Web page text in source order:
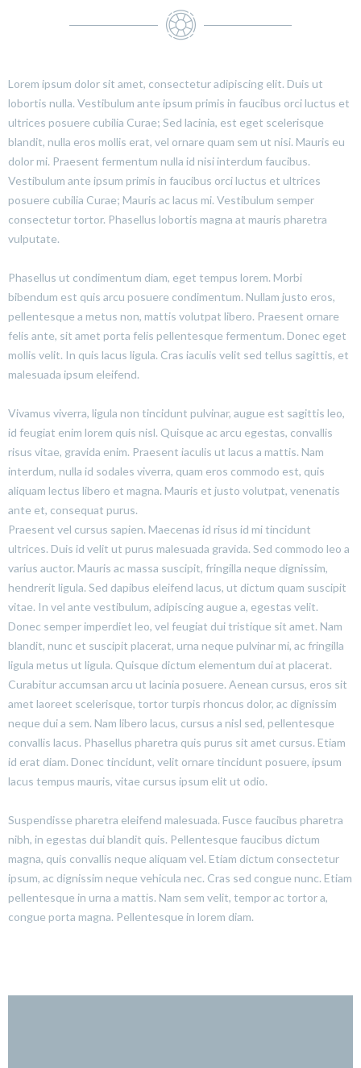
Lorem ipsum dolor sit amet, consectetur adipiscing elit. Duis ut
lobortis nulla. Vestibulum ante ipsum primis in faucibus orci luctus et
ultrices posuere cubilia Curae; Sed lacinia, est eget scelerisque
blandit, nulla eros mollis erat, vel ornare quam sem ut nisi. Mauris eu
dolor mi. Praesent fermentum nulla id nisi interdum faucibus.
Vestibulum ante ipsum primis in faucibus orci luctus et ultrices
posuere cubilia Curae; Mauris ac lacus mi. Vestibulum semper
consectetur tortor. Phasellus lobortis magna at mauris pharetra
vulputate.
Phasellus ut condimentum diam, eget tempus lorem. Morbi
bibendum est quis arcu posuere condimentum. Nullam justo eros,
pellentesque a metus non, mattis volutpat libero. Praesent ornare
felis ante, sit amet porta felis pellentesque fermentum. Donec eget
mollis velit. In quis lacus ligula. Cras iaculis velit sed tellus sagittis, et
malesuada ipsum eleifend.
Vivamus viverra, ligula non tincidunt pulvinar, augue est sagittis leo,
id feugiat enim lorem quis nisl. Quisque ac arcu egestas, convallis
risus vitae, gravida enim. Praesent iaculis ut lacus a mattis. Nam
interdum, nulla id sodales viverra, quam eros commodo est, quis
aliquam lectus libero et magna. Mauris et justo volutpat, venenatis
ante et, consequat purus.
Praesent vel cursus sapien. Maecenas id risus id mi tincidunt
ultrices. Duis id velit ut purus malesuada gravida. Sed commodo leo a
varius auctor. Mauris ac massa suscipit, fringilla neque dignissim,
hendrerit ligula. Sed dapibus eleifend lacus, ut dictum quam suscipit
vitae. In vel ante vestibulum, adipiscing augue a, egestas velit.
Donec semper imperdiet leo, vel feugiat dui tristique sit amet. Nam
blandit, nunc et suscipit placerat, urna neque pulvinar mi, ac fringilla
ligula metus ut ligula. Quisque dictum elementum dui at placerat.
Curabitur accumsan arcu ut lacinia posuere. Aenean cursus, eros sit
amet laoreet scelerisque, tortor turpis rhoncus dolor, ac dignissim
neque dui a sem. Nam libero lacus, cursus a nisl sed, pellentesque
convallis lacus. Phasellus pharetra quis purus sit amet cursus. Etiam
id erat diam. Donec tincidunt, velit ornare tincidunt posuere, ipsum
lacus tempus mauris, vitae cursus ipsum elit ut odio.
Suspendisse pharetra eleifend malesuada. Fusce faucibus pharetra
nibh, in egestas dui blandit quis. Pellentesque faucibus dictum
magna, quis convallis neque aliquam vel. Etiam dictum consectetur
ipsum, ac dignissim neque vehicula nec. Cras sed congue nunc. Etiam
pellentesque in urna a mattis. Nam sem velit, tempor ac tortor a,
congue porta magna. Pellentesque in lorem diam.